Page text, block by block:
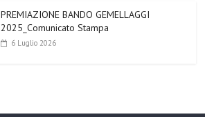
PREMIAZIONE BANDO GEMELLAGGI
2025_Comunicato Stampa
6 Luglio 2026